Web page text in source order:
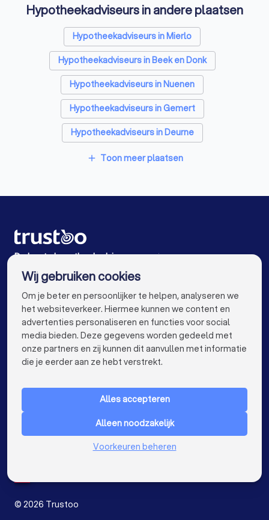
Belastingadviseurs in Helmond
Personal trainers in Helmond
Diëtisten in Helmond
Hypotheekadviseurs in andere plaatsen
Hypotheekadviseurs in Mierlo
Hypotheekadviseurs in Beek en Donk
Hypotheekadviseurs in Nuenen
Hypotheekadviseurs in Gemert
Hypotheekadviseurs in Deurne
Hypotheekadviseurs in Geldrop
Hypotheekadviseurs in Son en Breugel
Hypotheekadviseurs in Amsterdam
Hypotheekadviseurs in Rotterdam
Hypotheekadviseurs in Den Haag
Hypotheekadviseurs in Utrecht
Hypotheekadviseurs in Tilburg
Hypotheekadviseurs in Groningen
Hypotheekadviseurs in Almere
add Toon meer plaatsen
De beste hypotheekadviseurs voor jou
VOOR PARTICULIEREN keyboard_arrow_down
Nederland
© 2026 Trustoo
Wij gebruiken cookies
Om je beter en persoonlijker te helpen, analyseren we
het websiteverkeer. Hiermee kunnen we content en
advertenties personaliseren en functies voor social
media bieden. Deze gegevens worden gedeeld met
onze partners en zij kunnen dit aanvullen met informatie
die je eerder aan ze hebt verstrekt.
Alles accepteren
Alleen noodzakelijk
Voorkeuren beheren